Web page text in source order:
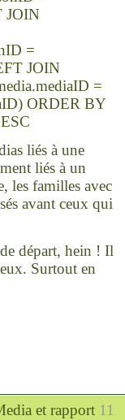
JOIN
=
JOIN
=
ORDER BY
liés à une
liés à un
les familles avec
avant ceux qui
départ, hein ! Il
Surtout en
11
et rapport